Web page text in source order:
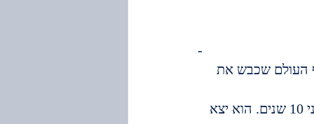
-
כאלוף העולם שכבש את
אמיר הלום קרב מצה"ל, חילץ פצועים וגופות חברים מ"גולני" ב"צוק איתן". לפני 10 שנים. הוא יצא